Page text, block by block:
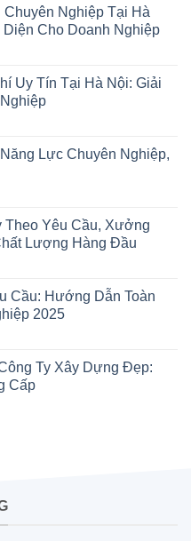
Nghiệp Tại Hà
Diện Cho Doanh Nghiệp
Uy Tín Tại Hà Nội: Giải
Lực Chuyên Nghiệp,
Theo Yêu Cầu, Xưởng
Lượng Hàng Đầu
Cầu: Hướng Dẫn Toàn
2025
Ty Xây Dựng Đẹp:
Cấp